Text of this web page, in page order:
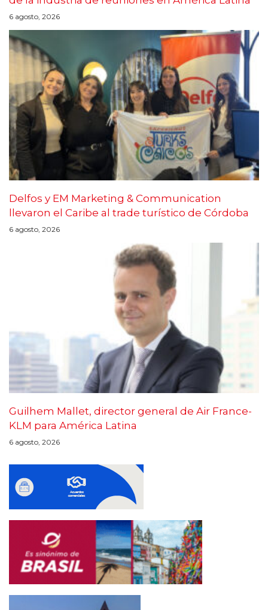
6 agosto, 2026
Delfos y EM Marketing & Communication
llevaron el Caribe al trade turístico de Córdoba
6 agosto, 2026
Guilhem Mallet, director general de Air France-
KLM para América Latina
6 agosto, 2026